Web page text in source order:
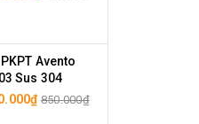
PKPT Avento
Sus 304
850.000₫